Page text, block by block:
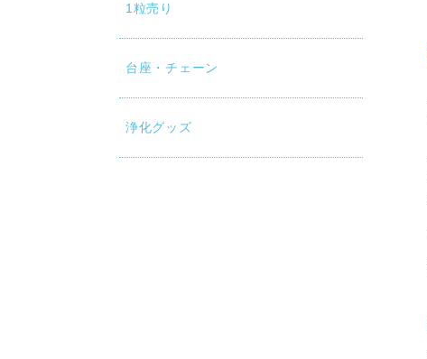
1粒売り
台座・チェーン
浄化グッズ